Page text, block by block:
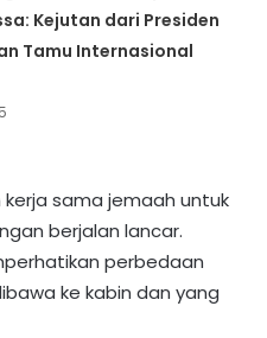
Kejutan dari Presiden
Tamu Internasional
kerja sama jemaah untuk
berjalan lancar.
perbedaan
ke kabin dan yang